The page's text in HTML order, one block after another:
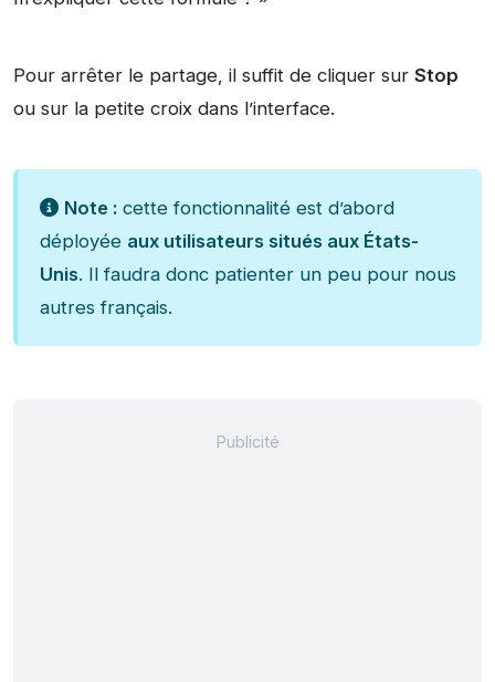
Pour arrêter le partage, il suffit de cliquer sur Stop
ou sur la petite croix dans l’interface.
Note : cette fonctionnalité est d’abord
déployée aux utilisateurs situés aux États-
Unis. Il faudra donc patienter un peu pour nous
autres français.